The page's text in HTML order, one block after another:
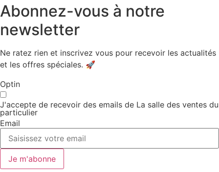
Abonnez-vous à notre
newsletter
Ne ratez rien et inscrivez vous pour recevoir les actualités
et les offres spéciales. 🚀​
Optin
J'accepte de recevoir des emails de La salle des ventes du
particulier
Email
Je m'abonne